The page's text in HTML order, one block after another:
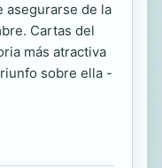
asegurarse de la
Cartas del
más atractiva
sobre ella -